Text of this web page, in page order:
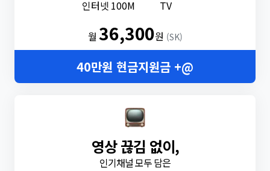
인터넷 100M TV
월36,300원 (SK)
40만원 현금지원금 +@
영상 끊김 없이,
인기채널 모두 담은